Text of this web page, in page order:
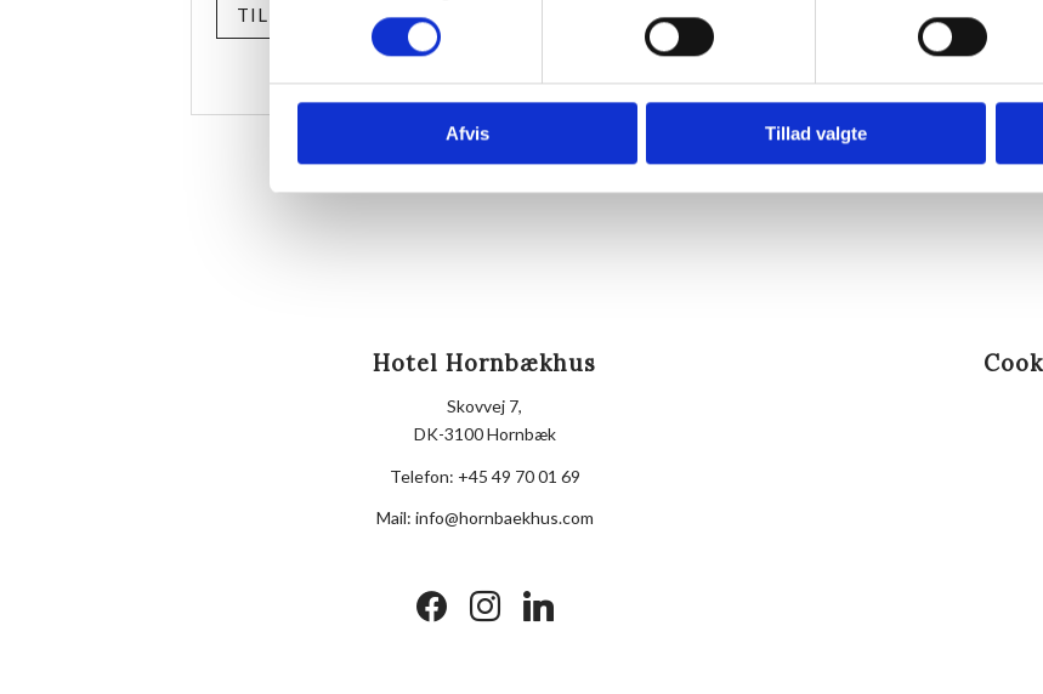
Afvis Tillad valgte
Hver mandag og torsdag inviterer vi
samlingspunkt for alle der synes, det er
Vi byder på en kop kaffe og te.
TILMELD
Hotel Hornbækhus
Skovvej 7,
DK-3100 Hornbæk
Telefon: +45 49 70 01 69
Mail: info@hornbaekhus.com
facebookinstagramlinkedin